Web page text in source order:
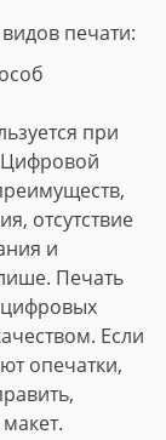
печати:
при
Цифровой
отсутствие
и
Печать
Если
опечатки,